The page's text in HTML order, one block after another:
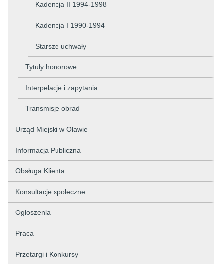
Kadencja II 1994-1998
Kadencja I 1990-1994
Starsze uchwały
Tytuły honorowe
Interpelacje i zapytania
Transmisje obrad
Urząd Miejski w Oławie
Informacja Publiczna
Obsługa Klienta
Konsultacje społeczne
Ogłoszenia
Praca
Przetargi i Konkursy